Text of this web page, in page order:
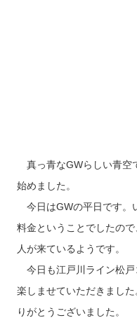
真っ青なGWらしい青空
始めました。
今日はGWの平日です。
料金ということでしたの
人が来ているようです。
今日も江戸川ライン松戸
楽しませていただきまし
りがとうございました。